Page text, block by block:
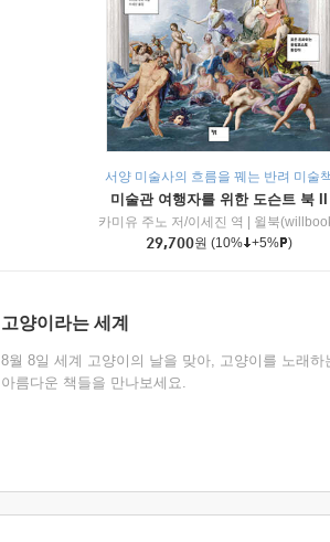
서양 미술사의 흐름을 꿰는 반려 미술
미술관 여행자를 위한 도슨트 북 II
카미유 주노 저/이세진 역
윌북
29,700원 (10% +5% )
고양이라는 세계
8월 8일 세계 고양이의 날을 맞아, 고양이를 노래하
아름다운 책들을 만나보세요.